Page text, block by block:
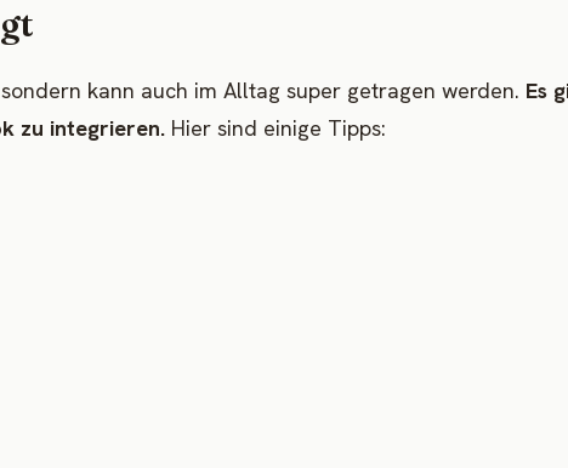
kann auch im Alltag super getragen werden. Es
zu integrieren. Hier sind einige Tipps: